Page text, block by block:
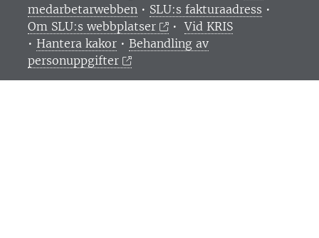
medarbetarwebben • SLU:s fakturaadress •
Om SLU:s webbplatser
•Vid KRIS
• Hantera kakor • Behandling av
personuppgifter